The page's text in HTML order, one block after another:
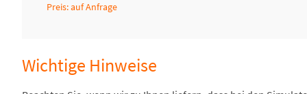
Preis: auf Anfrage
Wichtige Hinweise